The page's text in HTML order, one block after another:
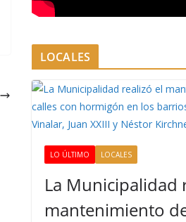
LOCALES
LO ÚLTIMO LOCALES
La Municipalidad
mantenimiento